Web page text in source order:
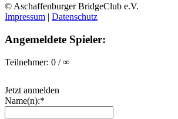
© Aschaffenburger BridgeClub e.V.
Impressum | Datenschutz
Angemeldete Spieler:
Teilnehmer: 0 / ∞
Jetzt anmelden
Name(n):*